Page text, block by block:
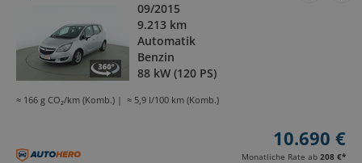
09/2015
9.213 km
Automatik
Benzin
88 kW (120 PS)
≈ 166 g CO₂/km (Komb.) ≈ 5,9 l/100 km (Komb.)
10.690 €
Monatliche Rate ab 208 €*